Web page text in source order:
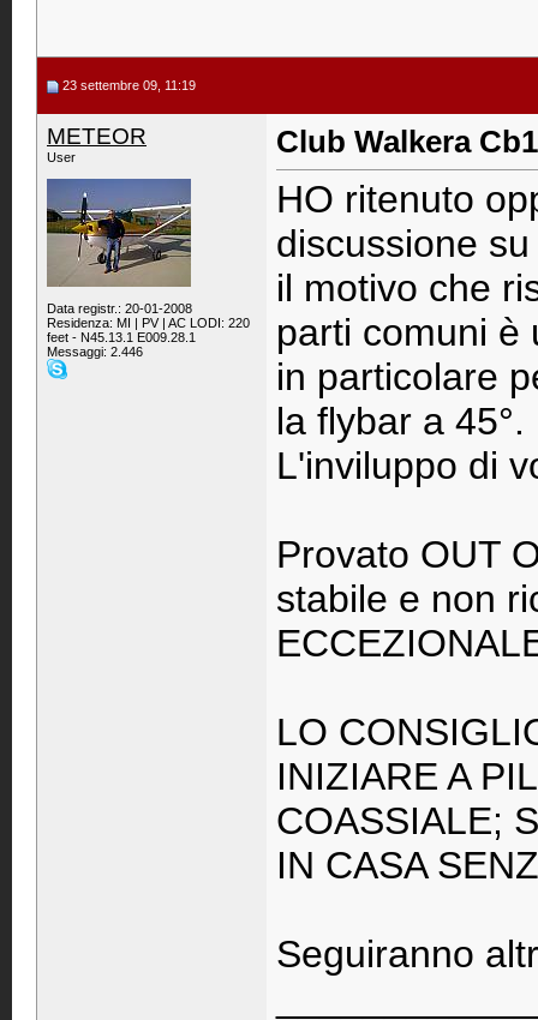
23 settembre 09, 11:19
METEOR
User
Data registr.: 20-01-2008
Residenza: MI | PV | AC LODI: 220
feet - N45.13.1 E009.28.1
Messaggi: 2.446
Club Walkera
HO ritenuto
discussione
il motivo che
parti comuni è
in particolare
la flybar a 45°.
L'inviluppo di
Provato OUT
stabile e non
LO
INIZIARE A
COASSIALE;
IN CASA
Seguiranno